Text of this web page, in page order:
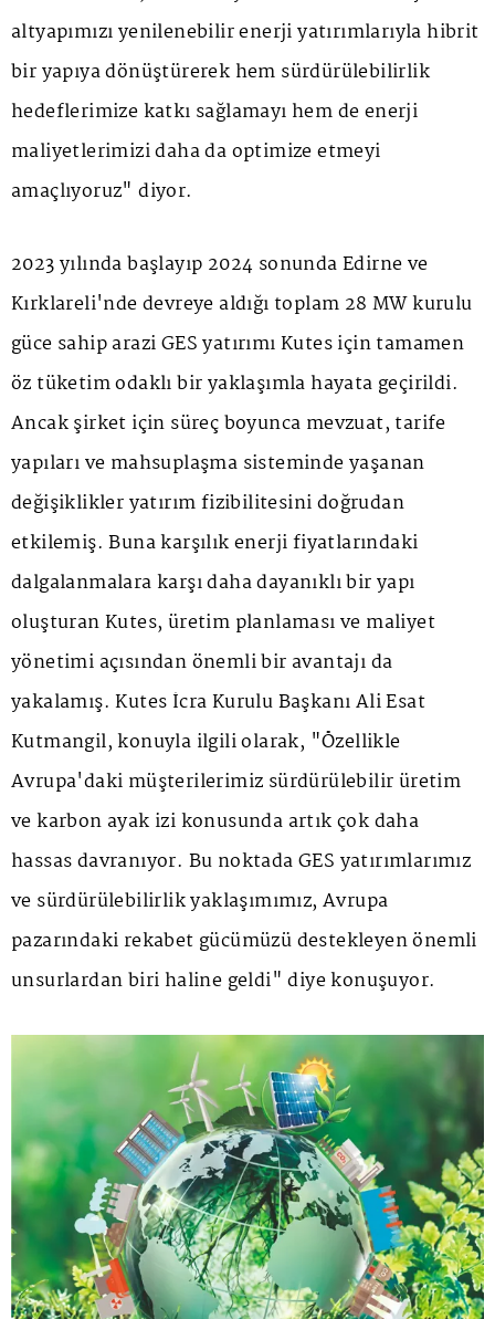
altyapımızı yenilenebilir enerji yatırımlarıyla hibrit
bir yapıya dönüştürerek hem sürdürülebilirlik
hedeflerimize katkı sağlamayı hem de enerji
maliyetlerimizi daha da optimize etmeyi
amaçlıyoruz" diyor.
2023 yılında başlayıp 2024 sonunda Edirne ve
Kırklareli'nde devreye aldığı toplam 28 MW kurulu
güce sahip arazi GES yatırımı Kutes için tamamen
öz tüketim odaklı bir yaklaşımla hayata geçirildi.
Ancak şirket için süreç boyunca mevzuat, tarife
yapıları ve mahsuplaşma sisteminde yaşanan
değişiklikler yatırım fizibilitesini doğrudan
etkilemiş. Buna karşılık enerji fiyatlarındaki
dalgalanmalara karşı daha dayanıklı bir yapı
oluşturan Kutes, üretim planlaması ve maliyet
yönetimi açısından önemli bir avantajı da
yakalamış. Kutes İcra Kurulu Başkanı Ali Esat
Kutmangil, konuyla ilgili olarak, "Özellikle
Avrupa'daki müşterilerimiz sürdürülebilir üretim
ve karbon ayak izi konusunda artık çok daha
hassas davranıyor. Bu noktada GES yatırımlarımız
ve sürdürülebilirlik yaklaşımımız, Avrupa
pazarındaki rekabet gücümüzü destekleyen önemli
unsurlardan biri haline geldi" diye konuşuyor.